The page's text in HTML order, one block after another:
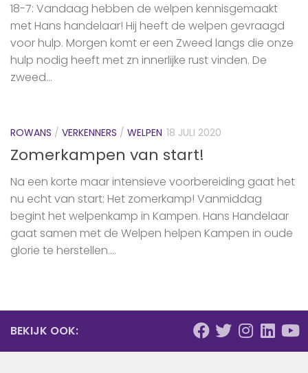
18-7: Vandaag hebben de welpen kennisgemaakt
met Hans handelaar! Hij heeft de welpen gevraagd
voor hulp. Morgen komt er een Zweed langs die onze
hulp nodig heeft met zn innerlijke rust vinden. De
zweed...
ROWANS / VERKENNERS / WELPEN 18 JULI 2020
Zomerkampen van start!
Na een korte maar intensieve voorbereiding gaat het
nu echt van start: Het zomerkamp! Vanmiddag
begint het welpenkamp in Kampen. Hans Handelaar
gaat samen met de Welpen helpen Kampen in oude
glorie te herstellen....
BEKIJK OOK: